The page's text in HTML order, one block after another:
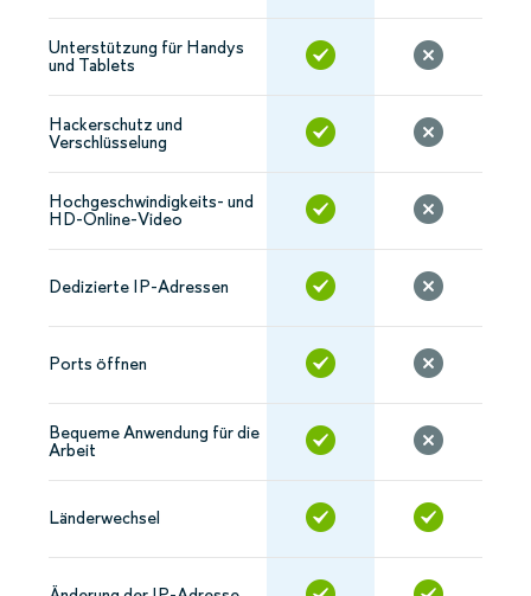
Unterstützung für Handys
und Tablets
Hackerschutz und
Verschlüsselung
Hochgeschwindigkeits- und
HD-Online-Video
Dedizierte IP-Adressen
Ports öffnen
Bequeme Anwendung für die
Arbeit
Länderwechsel